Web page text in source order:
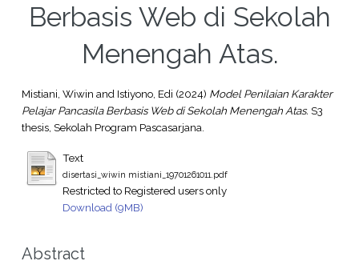
Berbasis Web di Sekolah
Menengah Atas.
Mistiani, Wiwin and Istiyono, Edi (2024) Model Penilaian Karakter
Pelajar Pancasila Berbasis Web di Sekolah Menengah Atas. S3
thesis, Sekolah Program Pascasarjana.
Text
disertasi_wiwin mistiani_19701261011.pdf
Restricted to Registered users only
Download (9MB)
Abstract